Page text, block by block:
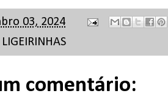
03, 2024
LIGEIRINHAS
comentário: